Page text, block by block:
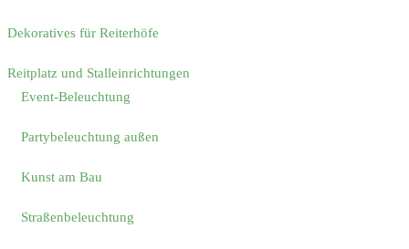
Dekoratives für Reiterhöfe
Reitplatz und Stalleinrichtungen
Event-Beleuchtung
Partybeleuchtung außen
Kunst am Bau
Straßenbeleuchtung